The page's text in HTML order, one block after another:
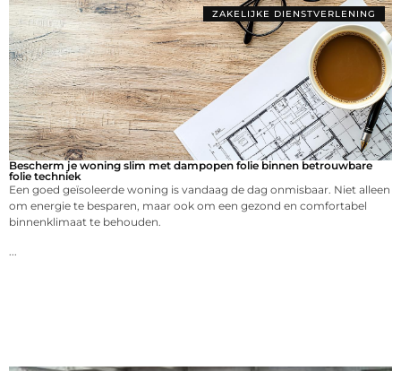
ZAKELIJKE DIENSTVERLENING
Bescherm je woning slim met dampopen folie binnen betrouwbare
folie techniek
Een goed geïsoleerde woning is vandaag de dag onmisbaar. Niet alleen
om energie te besparen, maar ook om een gezond en comfortabel
binnenklimaat te behouden.